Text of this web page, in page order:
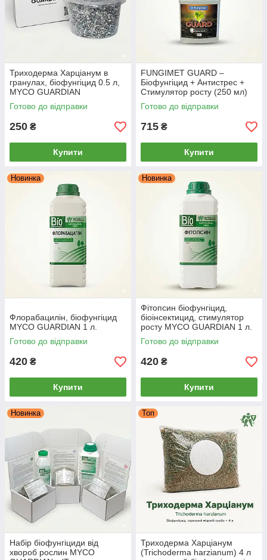
Триходерма Харціанум в
гранулах, біофунгіцид 0.5 л,
MYCO GUARDIAN
Готово до відправки
250 ₴
Купити
FUNGIMET GUARD –
Біофунгіцид + Антистрес +
Стимулятор росту (250 мл)
Готово до відправки
715 ₴
Купити
Новинка
Флорабацилін, біофунгіцид
MYCO GUARDIAN 1 л.
Готово до відправки
420 ₴
Купити
Новинка
Фітопсин біофунгіцид,
біоінсектицид, стимулятор
росту MYCO GUARDIAN 1 л.
Готово до відправки
420 ₴
Купити
Новинка
Набір біофунгіциди від
хвороб рослин MYCO
Топ
Триходерма Харціанум
(Trichoderma harzianum) 4 л